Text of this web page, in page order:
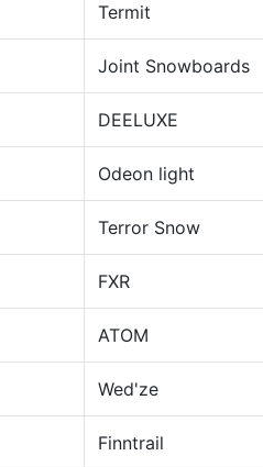
Termit
Joint Snowboards
DEELUXE
Odeon light
Terror Snow
FXR
ATOM
Wed'ze
Finntrail